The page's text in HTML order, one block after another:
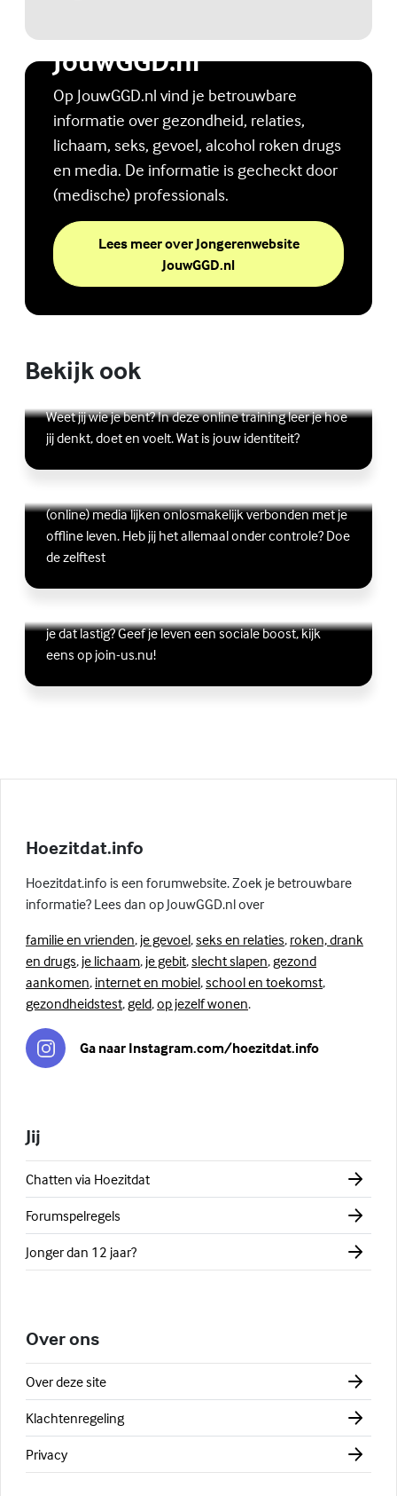
Jongerenwebsite
JouwGGD.nl
Op JouwGGD.nl vind je betrouwbare
informatie over gezondheid, relaties,
lichaam, seks, gevoel, alcohol roken drugs
en media. De informatie is gecheckt door
(medische) professionals.
Lees meer over Jongerenwebsite
JouwGGD.nl
Bekijk ook
Online zelfhulptraining - Wie ben ik?
Weet jij wie je bent? In deze online training leer je hoe
jij denkt, doet en voelt. Wat is jouw identiteit?
Lees meer over Online zelfhulptraining - Wie ben ik?
Ben jij digitaal in balans?
(online) media lijken onlosmakelijk verbonden met je
offline leven. Heb jij het allemaal onder controle? Doe
de zelftest
Lees meer over Ben jij digitaal in balans?
Vriendschap
je dat lastig? Geef je leven een sociale boost, kijk
eens op join-us.nu!
Lees meer over Vriendschap
Hoezitdat.info
Hoezitdat.info is een forumwebsite. Zoek je betrouwbare
informatie? Lees dan op JouwGGD.nl over
familie en vrienden, je gevoel,seks en relaties, roken, drank
en drugs, je lichaam, je gebit,slecht slapen, gezond
aankomen, internet en mobiel,school en toekomst,
gezondheidstest, geld,op jezelf wonen.
Ga naar Instagram.com/hoezitdat.info
Jij
Chatten via Hoezitdat
Forumspelregels
Jonger dan 12 jaar?
Over ons
Over deze site
Klachtenregeling
Privacy